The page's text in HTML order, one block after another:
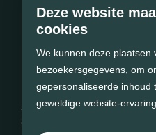
Deze website
cookies
We kunnen deze plaatsen
bezoekersgegevens, om
gepersonaliseerde inhoud
geweldige website-
Algemene voorwaarden
Sitemap